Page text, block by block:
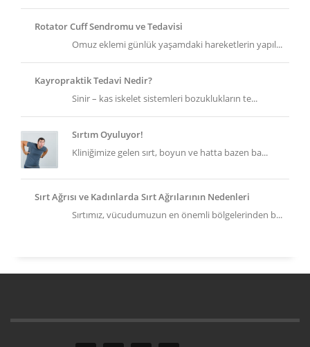
Rotator Cuff Sendromu ve Tedavisi
Omuz eklemi günlük yaşamdaki hareketlerin yapıl...
Kayropraktik Tedavi Nedir?
Sinir – kas iskelet sistemleri bozuklukların te...
Sırtım Oyuluyor!
Kliniğimize gelen sırt, boyun ve hatta bazen ba...
Sırt Ağrısı ve Kadınlarda Sırt Ağrılarının Nedenleri
Sırtımız, vücudumuzun en önemli bölgelerinden b...